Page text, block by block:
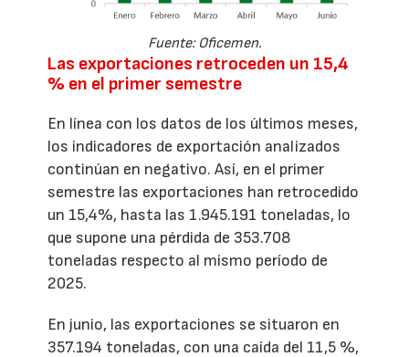
Fuente: Oficemen.
Las exportaciones retroceden un 15,4
% en el primer semestre
En línea con los datos de los últimos meses,
los indicadores de exportación analizados
continúan en negativo. Así, en el primer
semestre las exportaciones han retrocedido
un 15,4%, hasta las 1.945.191 toneladas, lo
que supone una pérdida de 353.708
toneladas respecto al mismo período de
2025.
En junio, las exportaciones se situaron en
357.194 toneladas, con una caída del 11,5 %,